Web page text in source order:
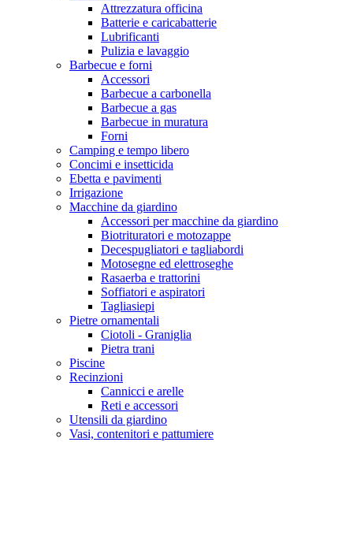
Attrezzatura officina
Batterie e caricabatterie
Lubrificanti
Pulizia e lavaggio
Barbecue e forni
Accessori
Barbecue a carbonella
Barbecue a gas
Barbecue in muratura
Forni
Camping e tempo libero
Concimi e insetticida
Ebetta e pavimenti
Irrigazione
Macchine da giardino
Accessori per macchine da giardino
Biotrituratori e motozappe
Decespugliatori e tagliabordi
Motosegne ed elettroseghe
Rasaerba e trattorini
Soffiatori e aspiratori
Tagliasiepi
Pietre ornamentali
Ciotoli - Graniglia
Pietra trani
Piscine
Recinzioni
Cannicci e arelle
Reti e accessori
Utensili da giardino
Vasi, contenitori e pattumiere